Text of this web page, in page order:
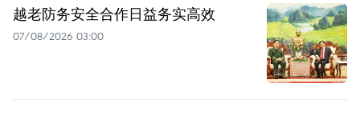
越老防务安全合作日益务实高效
07/08/2026 03:00